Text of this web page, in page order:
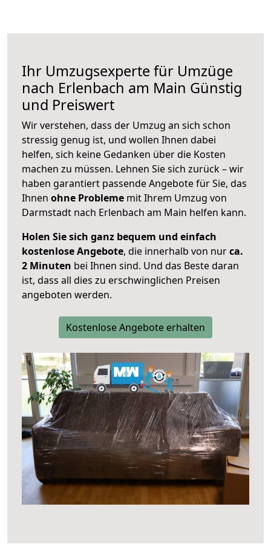
Ihr Umzugsexperte für Umzüge
nach Erlenbach am Main Günstig
und Preiswert
Wir verstehen, dass der Umzug an sich schon
stressig genug ist, und wollen Ihnen dabei
helfen, sich keine Gedanken über die Kosten
machen zu müssen. Lehnen Sie sich zurück – wir
haben garantiert passende Angebote für Sie, das
Ihnen ohne Probleme mit Ihrem Umzug von
Darmstadt nach Erlenbach am Main helfen kann.
Holen Sie sich ganz bequem und einfach
kostenlose Angebote, die innerhalb von nurca.
2 Minuten bei Ihnen sind. Und das Beste daran
ist, dass all dies zu erschwinglichen Preisen
angeboten werden.
Kostenlose Angebote erhalten